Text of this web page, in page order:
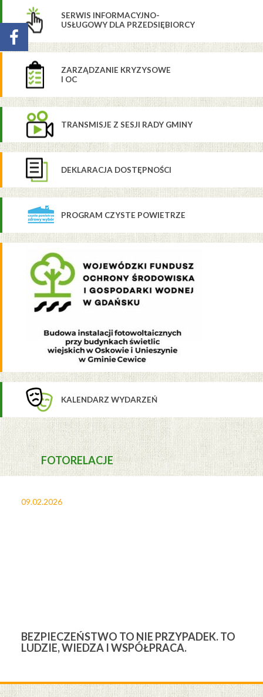
SERWIS INFORMACYJNO-
USŁUGOWY DLA PRZEDSIĘBIORCY
ZARZĄDZANIE KRYZYSOWE
I OC
TRANSMISJE Z SESJI RADY GMINY
DEKLARACJA DOSTĘPNOŚCI
PROGRAM CZYSTE POWIETRZE
KALENDARZ WYDARZEŃ
FOTORELACJE
09.02.2026
BEZPIECZEŃSTWO TO NIE PRZYPADEK. TO
LUDZIE, WIEDZA I WSPÓŁPRACA.